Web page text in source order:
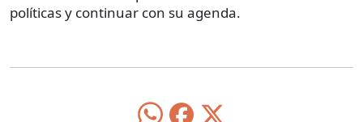
políticas y continuar con su agenda.